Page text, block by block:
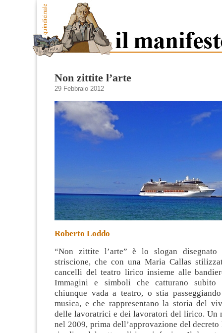
Non zittite l’arte
29 Febbraio 2012
Roberto Loddo
“Non zittite l’arte” è lo slogan
striscione, che con una Maria Callas
cancelli del teatro lirico insieme alle
Immagini e simboli che catturano subito
chiunque vada a teatro, o stia
musica, e che rappresentano la storia del
delle lavoratrici e dei lavoratori del lirico. Un
nel 2009, prima dell’approvazione del